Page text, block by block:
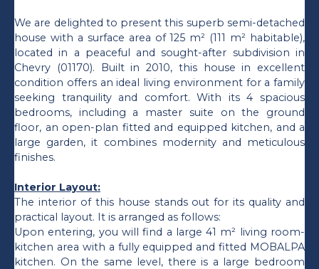
We are delighted to present this superb semi-detached
house with a surface area of 125 m² (111 m² habitable),
located in a peaceful and sought-after subdivision in
Chevry (01170). Built in 2010, this house in excellent
condition offers an ideal living environment for a family
seeking tranquility and comfort. With its 4 spacious
bedrooms, including a master suite on the ground
floor, an open-plan fitted and equipped kitchen, and a
large garden, it combines modernity and meticulous
finishes.
Interior Layout:
The interior of this house stands out for its quality and
practical layout. It is arranged as follows:
Upon entering, you will find a large 41 m² living room-
kitchen area with a fully equipped and fitted MOBALPA
kitchen. On the same level, there is a large bedroom